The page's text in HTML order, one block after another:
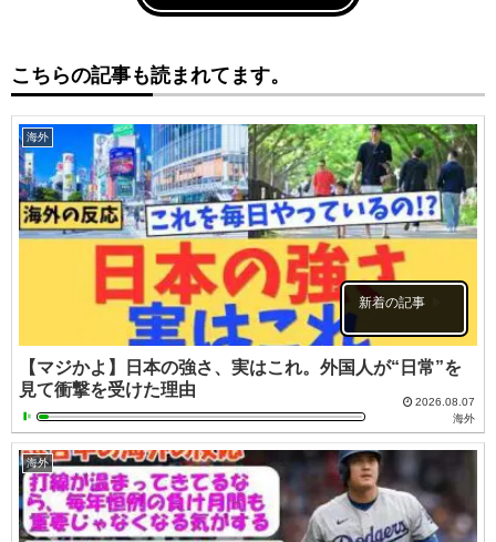
こちらの記事も読まれてます。
海外
新着の記事
【マジかよ】日本の強さ、実はこれ。外国人が“日常”を
見て衝撃を受けた理由
2026.08.07
海外
海外